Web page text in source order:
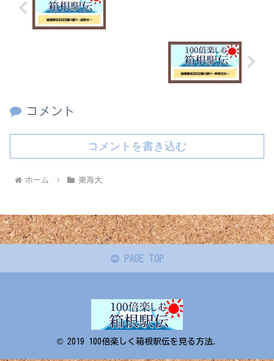
コメント
コメントを書き込む
ホーム 東海大
PAGE TOP
© 2019 100倍楽しく箱根駅伝を見る方法.